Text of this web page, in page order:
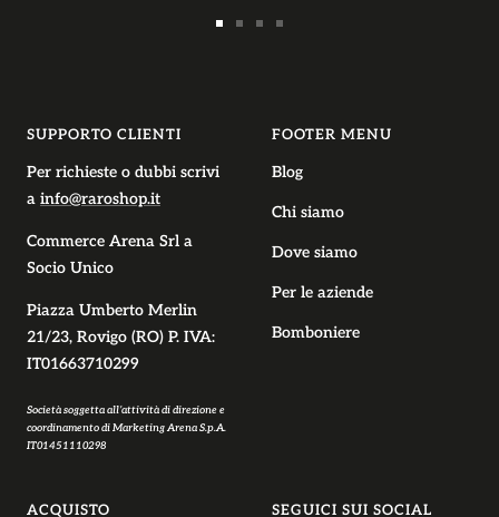
SUPPORTO CLIENTI
Per richieste o dubbi scrivi
a info@raroshop.it
Commerce Arena Srl a
Socio Unico
Piazza Umberto Merlin
21/23, Rovigo (RO) P. IVA:
IT01663710299
Società soggetta all’attività di direzione e
coordinamento di Marketing Arena S.p.A.
IT01451110298
FOOTER MENU
Blog
Chi siamo
Dove siamo
Per le aziende
Bomboniere
ACQUISTO SEGUICI SUI SOCIAL